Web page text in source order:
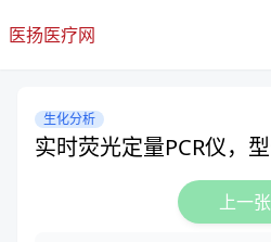
医扬医疗网
生化分析
实时荧光定量PCR仪，
上一张